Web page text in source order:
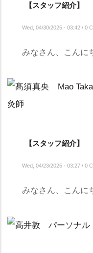
【スタッフ紹介】
Wed, 04/30/2025 - 03:42 / 0
みなさん、こんに
【スタッフ紹介】
Wed, 04/23/2025 - 03:27 / 0
みなさん、こんに